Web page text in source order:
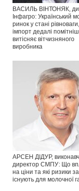
ВАСИЛЬ ВІНТОНЯК,
Інфагро: Український
ринок у стані
імпорт дедалі
витісняє вітчизняного
виробника
АРСЕН ДІДУР,
директор СМПУ: Що
на ціни та які ризики
існують для молочної